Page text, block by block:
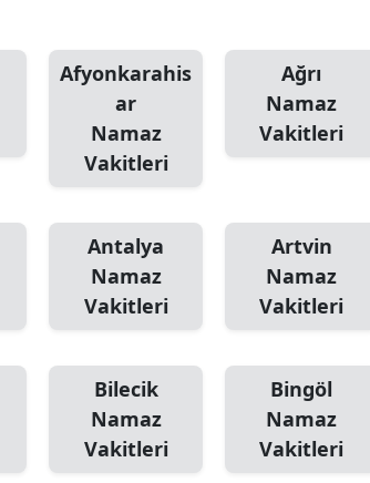
Kahramanmaraş
Mardin
Niğde
Sakarya
Afyonkarahis
ar
Namaz
Vakitleri
Ağrı
Namaz
Vakitleri
Antalya
Namaz
Vakitleri
Artvin
Namaz
Vakitleri
Bilecik
Namaz
Vakitleri
Bingöl
Namaz
Vakitleri